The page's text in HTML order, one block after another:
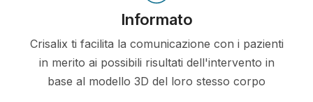
Informato
Crisalix ti facilita la comunicazione con i pazienti
in merito ai possibili risultati dell'intervento in
base al modello 3D del loro stesso corpo